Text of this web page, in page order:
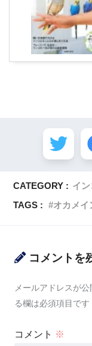
CATEGORY : イン
TAGS :
オカメイ
コメントを
メールアドレスが
る欄は必須項目です
コメント ※